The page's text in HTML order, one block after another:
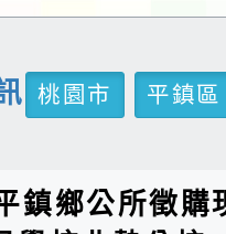
桃園市
平鎮區
鎮鄉公所徵購